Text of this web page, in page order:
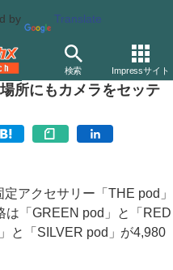
by Translate
検索 Impressサイト
脚/雲台 その他
所にもカメラをセッテ
アクセサリー「THE pod」
は「GREEN pod」と「RED
と「SILVER pod」が4,980